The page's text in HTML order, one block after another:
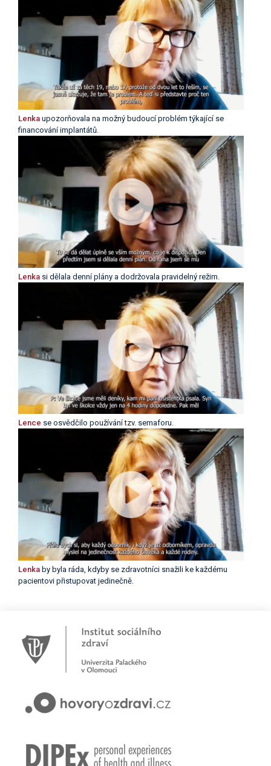
Lenka upozorňovala na možný budoucí problém týkající se
financování implantátů.
Lenka si dělala denní plány a dodržovala pravidelný režim.
Lence se osvědčilo používání tzv. semaforu.
Lenka by byla ráda, kdyby se zdravotníci snažili ke každému
pacientovi přistupovat jedinečně.